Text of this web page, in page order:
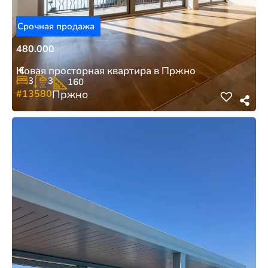
480.000
€
Новая просторная квартира в Пржно
3 3 160
#13580Пржно
Срочная продажа